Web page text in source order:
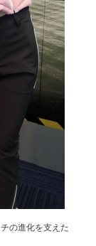
の進化を支えた